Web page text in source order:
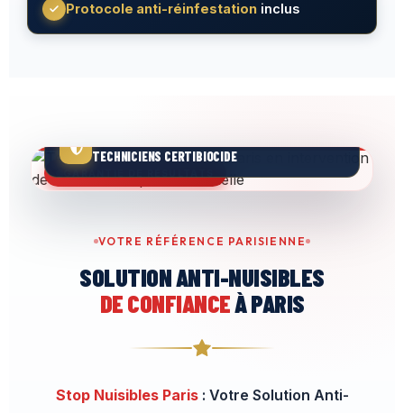
Protocole anti-réinfestation inclus
TECHNICIENS CERTIBIOCIDE
VOTRE RÉFÉRENCE PARISIENNE
SOLUTION ANTI-NUISIBLES
DE CONFIANCEÀ PARIS
Stop Nuisibles Paris: Votre Solution Anti-